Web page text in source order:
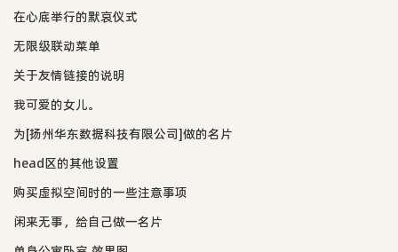
在心底举行的默哀仪式
无限级联动菜单
关于友情链接的说明
我可爱的女儿。
为[扬州华东数据科技有限公司]做的名片
head区的其他设置
购买虚拟空间时的一些注意事项
闲来无事，给自己做一名片